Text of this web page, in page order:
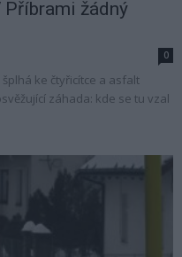
Příbrami žádný
0
šplhá ke čtyřicítce a asfalt
záhada: kde se tu vzal